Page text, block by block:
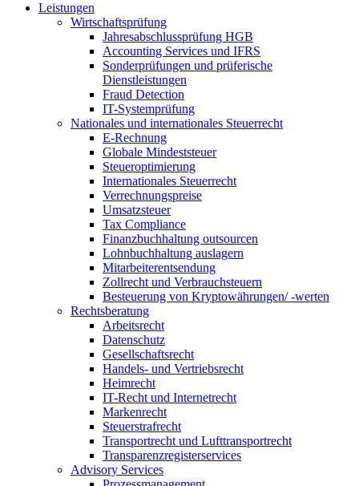
Leistungen
Wirtschaftsprüfung
Jahresabschlussprüfung HGB
Accounting Services und IFRS
Sonderprüfungen und prüferische
Dienstleistungen
Fraud Detection
IT-Systemprüfung
Nationales und internationales Steuerrecht
E-Rechnung
Globale Mindeststeuer
Steueroptimierung
Internationales Steuerrecht
Verrechnungspreise
Umsatzsteuer
Tax Compliance
Finanzbuchhaltung outsourcen
Lohnbuchhaltung auslagern
Mitarbeiterentsendung
Zollrecht und Verbrauchsteuern
Besteuerung von Kryptowährungen/ -werten
Rechtsberatung
Arbeitsrecht
Datenschutz
Gesellschaftsrecht
Handels- und Vertriebsrecht
Heimrecht
IT-Recht und Internetrecht
Markenrecht
Steuerstrafrecht
Transportrecht und Lufttransportrecht
Transparenzregisterservices
Advisory Services